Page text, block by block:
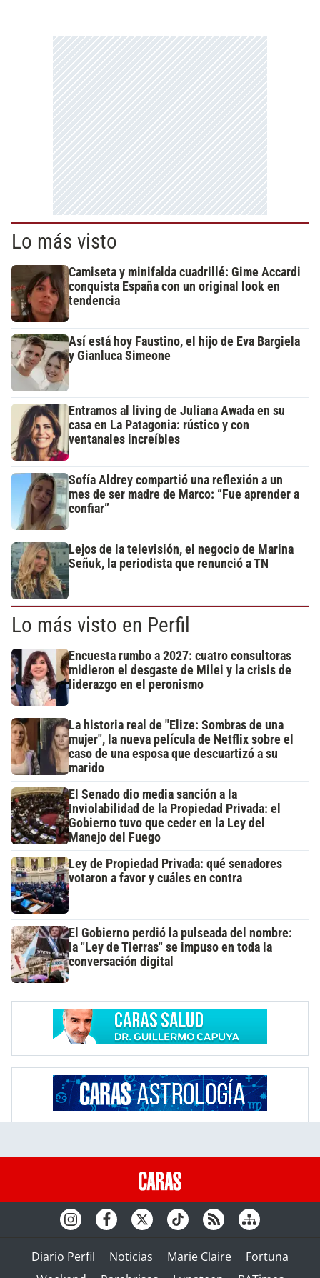
Lo más visto
Camiseta y minifalda cuadrillé: Gime Accardi
conquista España con un original look en
tendencia
Así está hoy Faustino, el hijo de Eva Bargiela
y Gianluca Simeone
Entramos al living de Juliana Awada en su
casa en La Patagonia: rústico y con
ventanales increíbles
Sofía Aldrey compartió una reflexión a un
mes de ser madre de Marco: “Fue aprender a
confiar”
Lejos de la televisión, el negocio de Marina
Señuk, la periodista que renunció a TN
Lo más visto en Perfil
Encuesta rumbo a 2027: cuatro consultoras
midieron el desgaste de Milei y la crisis de
liderazgo en el peronismo
La historia real de "Elize: Sombras de una
mujer", la nueva película de Netflix sobre el
caso de una esposa que descuartizó a su
marido
El Senado dio media sanción a la
Inviolabilidad de la Propiedad Privada: el
Gobierno tuvo que ceder en la Ley del
Manejo del Fuego
Ley de Propiedad Privada: qué senadores
votaron a favor y cuáles en contra
El Gobierno perdió la pulseada del nombre:
la "Ley de Tierras" se impuso en toda la
conversación digital
Diario Perfil Noticias Marie Claire
Fortuna